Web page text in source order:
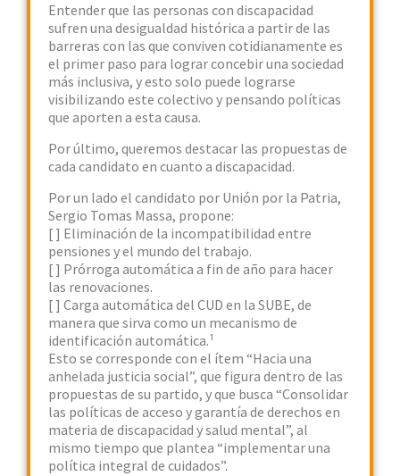
Entender que las personas con discapacidad
sufren una desigualdad histórica a partir de las
barreras con las que conviven cotidianamente es
el primer paso para lograr concebir una sociedad
más inclusiva, y esto solo puede lograrse
visibilizando este colectivo y pensando políticas
que aporten a esta causa.
Por último, queremos destacar las propuestas de
cada candidato en cuanto a discapacidad.
Por un lado el candidato por Unión por la Patria,
Sergio Tomas Massa, propone:
[ ] Eliminación de la incompatibilidad entre
pensiones y el mundo del trabajo.
[ ] Prórroga automática a fin de año para hacer
las renovaciones.
[ ] Carga automática del CUD en la SUBE, de
manera que sirva como un mecanismo de
identificación automática.¹
Esto se corresponde con el ítem “Hacia una
anhelada justicia social”, que figura dentro de las
propuestas de su partido, y que busca “Consolidar
las políticas de acceso y garantía de derechos en
materia de discapacidad y salud mental”, al
mismo tiempo que plantea “implementar una
política integral de cuidados”.